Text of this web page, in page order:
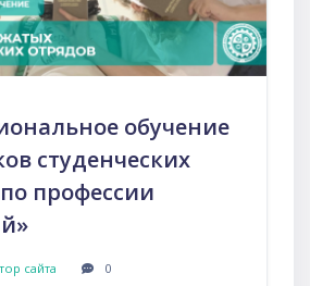
обучение
студенческих
профессии
сайта 0